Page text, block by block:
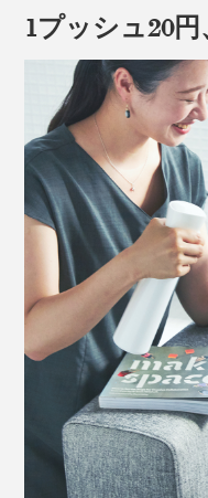
用で、強い酸化力が発
因菌、あらゆる菌を
使い方はカンタン。
れ・カビを、あらかじ
あとは『CELSION』
だら、
(1) スプレーしたい
で、スプレーハンド
(2) 1プッシュで、40
スプレーをくり返し
(3) スプレーしたら、
よくあるスプレーボ
リビングや廊下の壁
布製カーテンやソ
キッチンのシンク
ブラインド、照明カ
お風呂や洗面所のタ
トイレの便座やトイ
枕カバーや布団カバ
玄関の靴箱、靴や
クローゼットやジ
子どものおもちゃ
ドアノブ、スイッ
ゴミ箱、灰皿
自動車の座席シー
ペット用品
1プッシュ20